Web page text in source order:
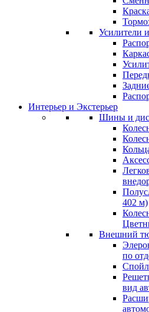
Усилители
Интерьер и Экстерьер
Шины и
402 м)
Внешний
по
вид